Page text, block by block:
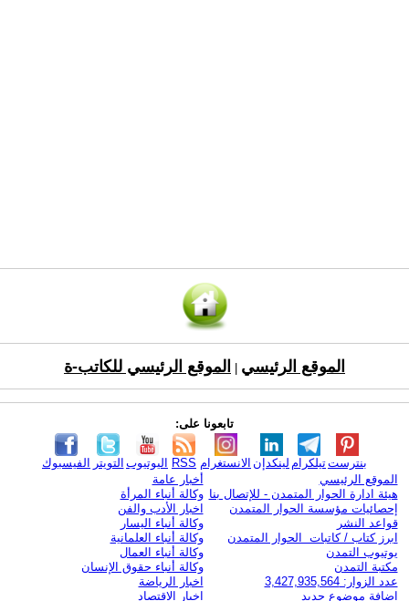
الموقع الرئيسي الموقع الرئيسي للكاتب-ة
تابعونا على:
الفيسبوك التويتر اليوتيوب RSS الانستغرام لينكدإن تيلكرامبنترست
الموقع الرئيسي
هيئة ادارة الحوار المتمدن - للإتصال بنا
إحصائيات مؤسسة الحوار المتمدن
قواعد النشر
ابرز كتاب / كاتبات الحوار المتمدن
يوتيوب التمدن
مكتبة التمدن
عدد الزوار: 3,427,935,564
اضافة موضوع جديد
أخبار عامة
وكالة أنباء المرأة
اخبار الأدب والفن
وكالة أنباء اليسار
وكالة أنباء العلمانية
وكالة أنباء العمال
وكالة أنباء حقوق الإنسان
اخبار الرياضة
اخبار الاقتصاد